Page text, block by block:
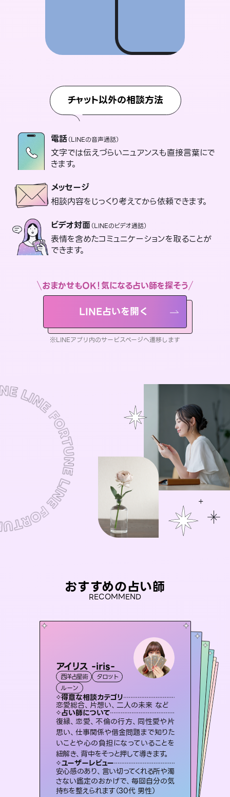
チャット以外の相談方法
電話（LINEの音声通話）
文字では伝えづらいニュアンスも直接言葉にで
きます。
メッセージ
相談内容をじっくり考えてから依頼できます。
ビデオ対面（LINEのビデオ通話）
表情を含めたコミュニケーションを取ることが
できます。
おまかせもOK！気になる占い師を探そう
LINE占いを開く
※LINEアプリ内のサービスページへ遷移します
おすすめの占い師
RECOMMEND
アイリス -iris-
西洋占星術
タロット
ルーン
得意な相談カテゴリ
恋愛総合、片想い、二人の未来 など
占い師について
復縁、恋愛、不倫の行方、同性愛や片
思い、仕事関係や借金問題まで知りた
いことや心の負担になっていることを
紐解き、背中をそっと押して導きます。
ユーザーレビュー
安心感のあり、言い切ってくれる所や濁
さない鑑定のおかげで、毎回自分の気
持ちを整えられます（30代 男性）
未来視師＊花
霊視・オーラ 心理学
スピリチュアル・リーディング
得意な相談カテゴリ
出逢い、片想い、復縁 など
占い師について
未来には何パターンもの選択肢があり
ます。不安で視えにくくなっているあな
たの素敵な未来を見つけ、その未来を
選択できるようアドバイスします。
ユーザーレビュー
職場の人の性質や人間関係、本心など
本当によく視えていてびっくり。対策が
打てて前向きになれます（40代）
セラピスト理恵
霊視・オーラ
スピリチュアル・リーディング
得意な相談カテゴリ
片想い、二人の未来、年の差 など
占い師について
連絡再開、復縁、成就などの報告実績
多数。セラピストとして2万超の施術経
験があるからこそできる鑑定で、より良
い未来をサポートします。
ユーザーレビュー
とても心温まる鑑定でした。しかもこち
らは何も言っていないのに視えていらっ
しゃるんだなと驚きです（30代女性）
彗望（ すいぼう
霊視・オーラ
スピリチュアル・リーディング
得意な相談カテゴリ
片想い、あの人の気持ち、復縁 など
占い師について
3,700年以上の歴史を持つ東洋最古の占術「易占」で詳細まで占い、幸せへ向かう道筋を示します。厳しい結果にも具体的な対策をお伝えします。
ユーザーレビュー
複雑な背景もしっかり聞いて鑑定して
いただけました。気持ちが楽になりまし
た（50代 女性）
おう 霊感オラクル
オラクルカード
得意な相談カテゴリ
恋愛総合、あの人の気持ち など
占い師について
霊視×オラクルカードを使って「今」と
「未来」そして「気になるあの人の気持
ち」まで丁寧に読み解き、恋や人生のヒ
ントを優しく引き出します。
ユーザーレビュー
不安な気持ちが嘘みたいに晴れまし
た…！よく視えていらっしゃるんだなと
感じました（40代 女性）
桃源珠羽
霊視・オーラ タロット
スピリチュアル・リーディング
得意な相談カテゴリ
片想い、あの人の気持ち、復縁 など
占い師について
恋愛のお悩みの中でも特に「曖昧な関
係」の相談を得意としており、友達以上
恋人未満なお相手との今後や本音を丁
寧に読み解き恋愛成就へと導きます。
ユーザーレビュー
鑑定していただいてアドバイス通りに行
動すると仲が復活してきました。ありが
とうございました（40代 女性）